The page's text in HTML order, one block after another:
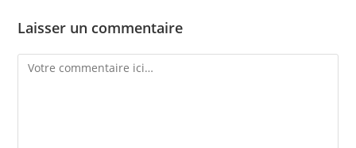
Laisser un commentaire